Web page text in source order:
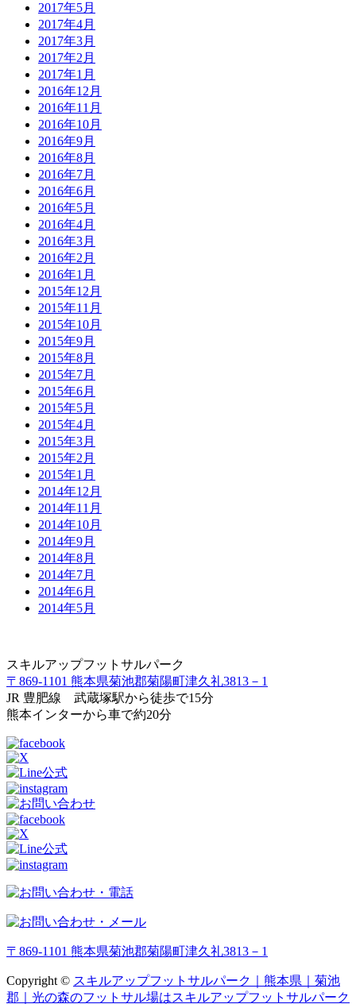
2017年5月
2017年4月
2017年3月
2017年2月
2017年1月
2016年12月
2016年11月
2016年10月
2016年9月
2016年8月
2016年7月
2016年6月
2016年5月
2016年4月
2016年3月
2016年2月
2016年1月
2015年12月
2015年11月
2015年10月
2015年9月
2015年8月
2015年7月
2015年6月
2015年5月
2015年4月
2015年3月
2015年2月
2015年1月
2014年12月
2014年11月
2014年10月
2014年9月
2014年8月
2014年7月
2014年6月
2014年5月
スキルアップフットサルパーク
〒869-1101 熊本県菊池郡菊陽町津久礼3813－1
JR 豊肥線 武蔵塚駅から徒歩で15分
熊本インターから車で約20分
〒869-1101 熊本県菊池郡菊陽町津久礼3813－1
Copyright © スキルアップフットサルパーク｜熊本県｜菊池
郡｜光の森のフットサル場はスキルアップフットサルパーク